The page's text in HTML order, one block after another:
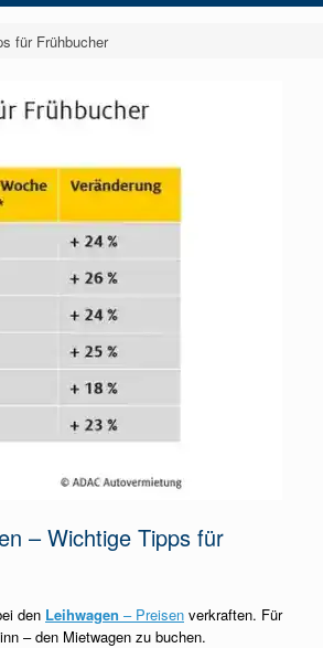
für Frühbucher
– Wichtige Tipps für
den Leihwagen – Preisen verkraften. Für
– den Mietwagen zu buchen.